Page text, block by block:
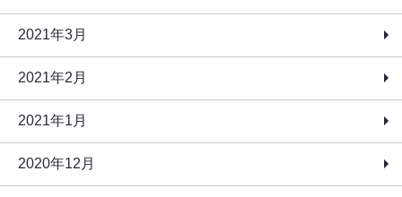
2021年3月
2021年2月
2021年1月
2020年12月